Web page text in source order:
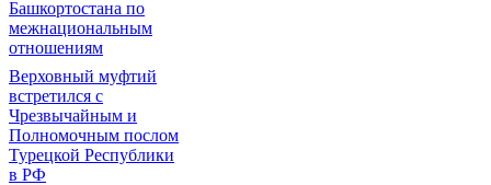
Башкортостана по
межнациональным
отношениям
Верховный муфтий
встретился с
Чрезвычайным и
Полномочным послом
Турецкой Республики
в РФ